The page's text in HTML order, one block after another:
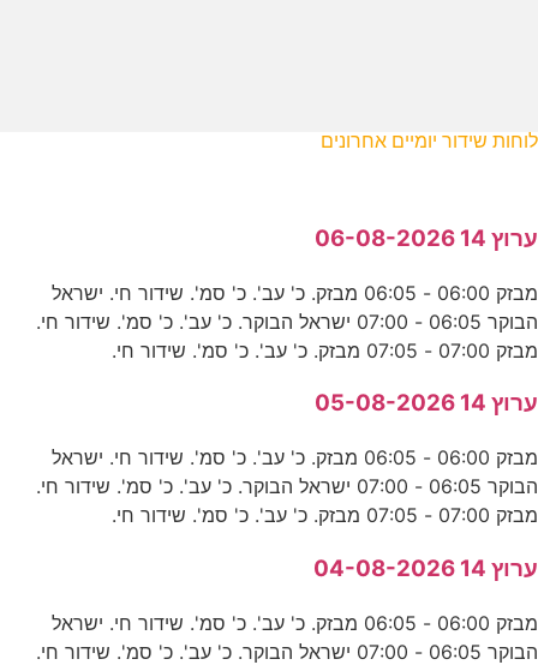
לוחות שידור יומיים אחרונים
ערוץ 14 06-08-2026
מבזק 06:00 - 06:05 מבזק. כ' עב'. כ' סמ'. שידור חי. ישראל
הבוקר 06:05 - 07:00 ישראל הבוקר. כ' עב'. כ' סמ'. שידור חי.
מבזק 07:00 - 07:05 מבזק. כ' עב'. כ' סמ'. שידור חי.
ערוץ 14 05-08-2026
מבזק 06:00 - 06:05 מבזק. כ' עב'. כ' סמ'. שידור חי. ישראל
הבוקר 06:05 - 07:00 ישראל הבוקר. כ' עב'. כ' סמ'. שידור חי.
מבזק 07:00 - 07:05 מבזק. כ' עב'. כ' סמ'. שידור חי.
ערוץ 14 04-08-2026
מבזק 06:00 - 06:05 מבזק. כ' עב'. כ' סמ'. שידור חי. ישראל
הבוקר 06:05 - 07:00 ישראל הבוקר. כ' עב'. כ' סמ'. שידור חי.